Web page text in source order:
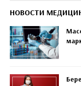
НОВОСТИ